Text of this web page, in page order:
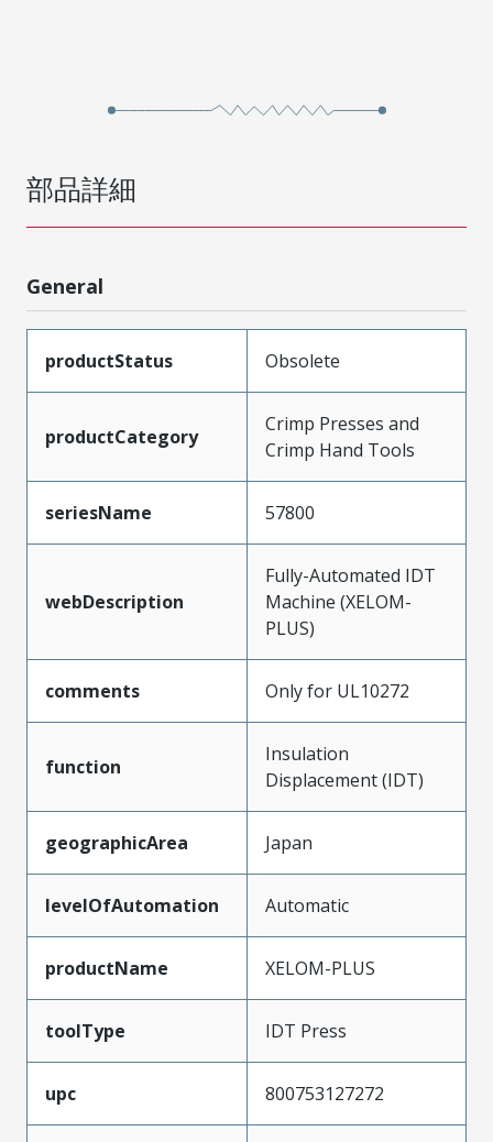
部品詳細
General
productStatus Obsolete
productCategory
Crimp Presses and
Crimp Hand Tools
seriesName 57800
webDescription
Fully-Automated IDT
Machine (XELOM-
PLUS)
comments Only for UL10272
function
Insulation
Displacement (IDT)
geographicArea Japan
levelOfAutomation Automatic
productName XELOM-PLUS
toolType IDT Press
upc 800753127272